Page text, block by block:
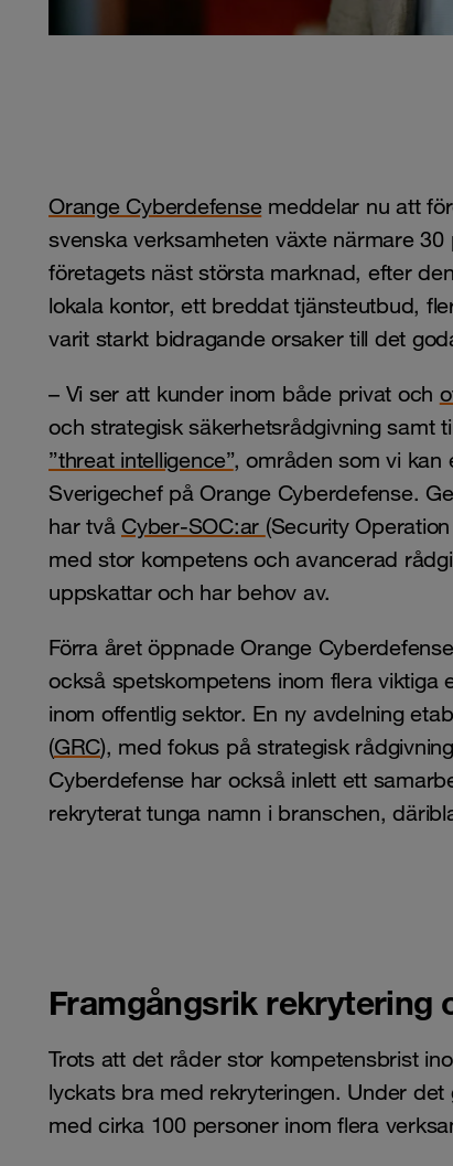
Orange Cyberdefensemeddelar nu att
svenska verksamheten växte närmare
företagets näst största marknad, efter
lokala kontor, ett breddat tjänsteutbud,
varit starkt bidragande orsaker till det
– Vi ser att kunder inom både privat och
och strategisk säkerhetsrådgivning samt
”threat intelligence”, områden som vi kan
Sverigechef på Orange Cyberdefense.
har två Cyber-SOC:ar (Security
med stor kompetens och avancerad
uppskattar och har behov av.
Förra året öppnade Orange
också spetskompetens inom flera
inom offentlig sektor. En ny avdelning
(GRC), med fokus på strategisk
Cyberdefense har också inlett ett
rekryterat tunga namn i branschen,
Framgångsrik rekrytering
Trots att det råder stor kompetensbrist
lyckats bra med rekryteringen. Under det
med cirka 100 personer inom flera